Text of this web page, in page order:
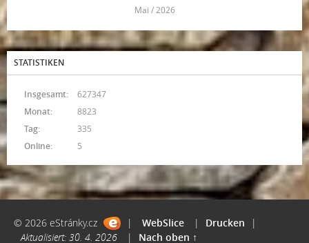
Mai / 2026
STATISTIKEN
Online: 5
Insgesamt:
627347
Monat:
8823
Tag:
335
© 2026 eStránky.cz | WebSlice | Drucken
|
Aktualisiert: 30. 4. 2026
| Nach oben ↑